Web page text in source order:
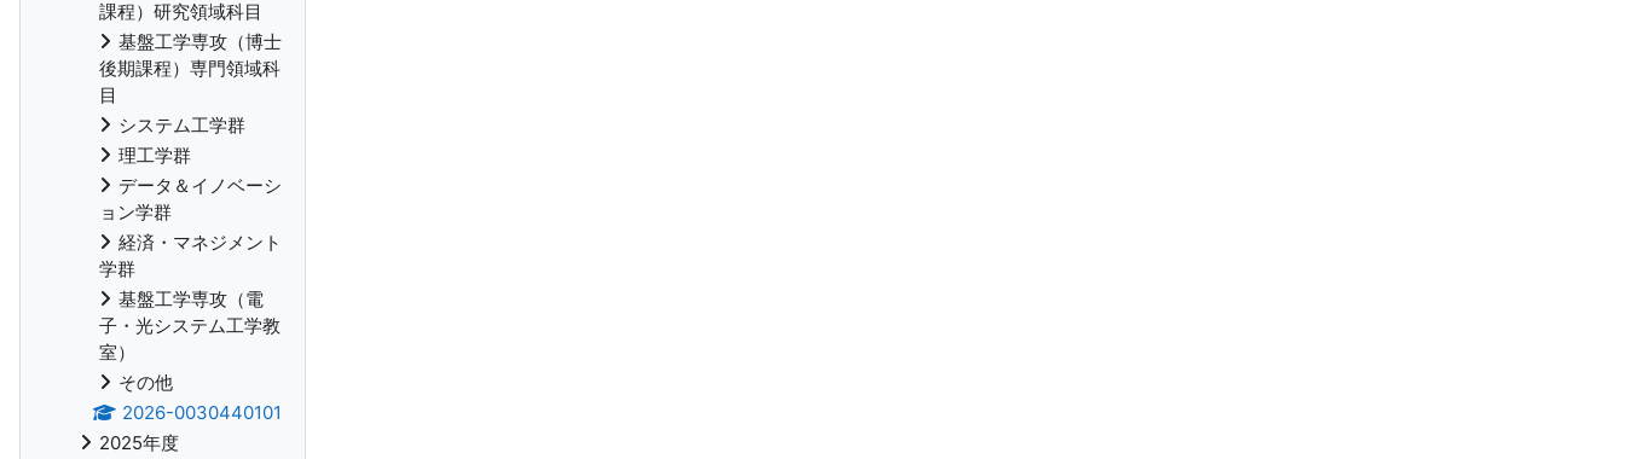
課程）研究領域科目
基盤工学専攻（博士
後期課程）専門領域科
目
システム工学群
理工学群
データ＆イノベーシ
ョン学群
経済・マネジメント
学群
基盤工学専攻（電
子・光システム工学教
室）
その他
2026-0030440101
2025年度